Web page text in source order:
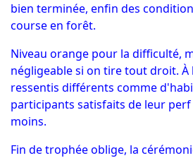
bien terminée, enfin des
course en forêt.
Niveau orange pour la difficulté,
négligeable si on tire tout droit. À
ressentis différents comme
participants satisfaits de leur
moins.
Fin de trophée oblige, la